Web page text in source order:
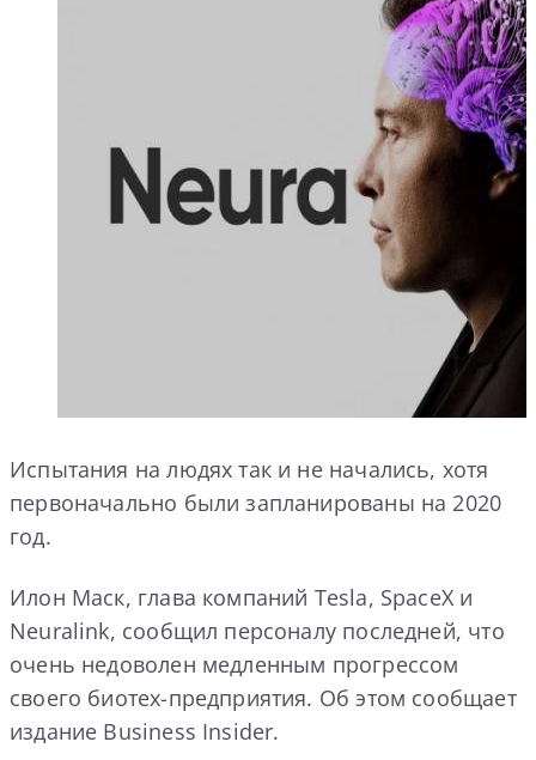
Испытания на людях так и не начались, хотя
первоначально были запланированы на 2020
год.
Илон Маск, глава компаний Tesla, SpaceX и
Neuralink, сообщил персоналу последней, что
очень недоволен медленным прогрессом
своего биотех-предприятия. Об этом сообщает
издание Business Insider.